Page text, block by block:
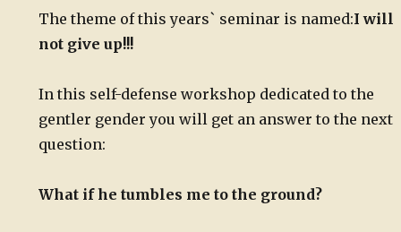
The theme of this years` seminar is named:I will
not give up!!!
In this self-defense workshop dedicated to the
gentler gender you will get an answer to the next
question:
What if he tumbles me to the ground?